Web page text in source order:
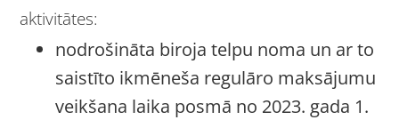
aktivitātes:
nodrošināta biroja telpu noma un ar to
saistīto ikmēneša regulāro maksājumu
veikšana laika posmā no 2023. gada 1.